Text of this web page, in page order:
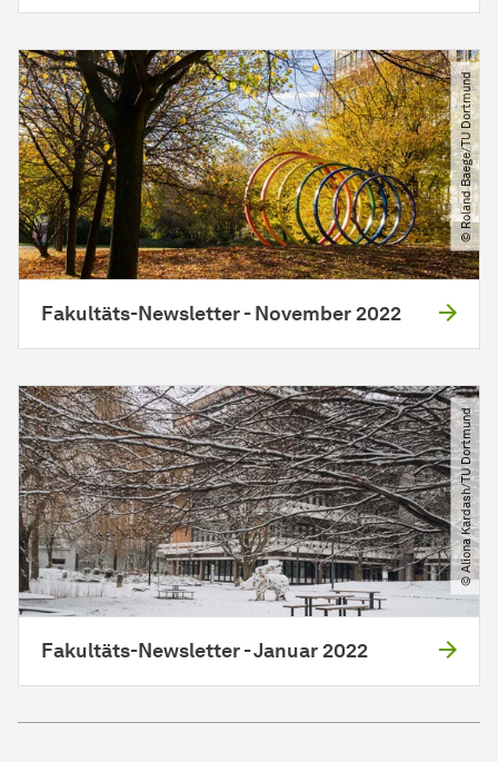
© Roland Baege​/​TU Dortmund
Fakultäts-Newsletter - November 2022
© Aliona Kardash​/​TU Dortmund
Fakultäts-Newsletter - Januar 2022